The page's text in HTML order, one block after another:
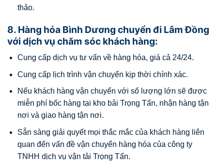
thảo.
8. Hàng hóa Bình Dương chuyển đi Lâm Đồng
với dịch vụ chăm sóc khách hàng:
Cung cấp dịch vụ tư vấn về hàng hóa, giá cả 24/24.
Cung cấp lịch trình vận chuyển kịp thời chính xác.
Nếu khách hàng vận chuyển với số lượng lớn sẽ được
miễn phí bốc hàng tại kho bải Trọng Tấn, nhận hàng tận
nơi và giao hàng tận nơi.
Sẵn sàng giải quyết mọi thắc mắc của khách hàng liên
quan đến vấn đề vận chuyển hàng hóa của công ty
TNHH dịch vụ vận tải Trọng Tấn.